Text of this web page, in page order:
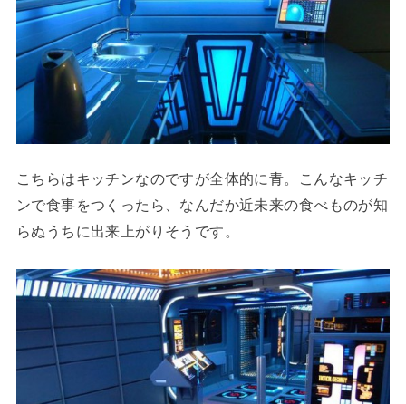
こちらはキッチンなのですが全体的に青。こんなキッチ
ンで食事をつくったら、なんだか近未来の食べものが知
らぬうちに出来上がりそうです。